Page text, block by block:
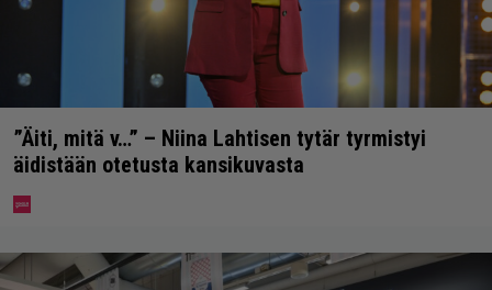
”Äiti, mitä v…” – Niina Lahtisen tytär tyrmistyi
äidistään otetusta kansikuvasta